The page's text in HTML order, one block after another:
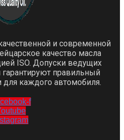
и современной
качество масла
ISO. Допуски ведущих
гарантируют правильный
для каждого автомобиля.
f